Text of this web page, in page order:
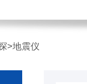
>地震仪